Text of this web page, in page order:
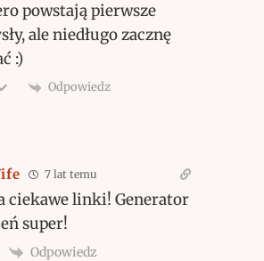
powstają pierwsze
ale niedługo zacznę
:)
Odpowiedz
7 lat temu
ciekawe linki! Generator
super!
Odpowiedz